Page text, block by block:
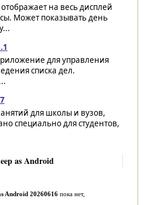
на весь дисплей
Может показывать день
для управления
списка дел.
для школы и вузов,
специально для студентов,
as Android
Android 20260616пока нет,